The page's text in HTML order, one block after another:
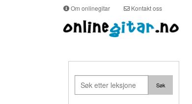
Om onlinegitar Kontakt oss